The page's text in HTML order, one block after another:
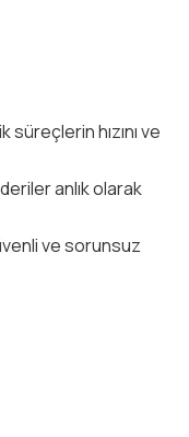
süreçlerin hızını ve
anlık olarak
ve sorunsuz